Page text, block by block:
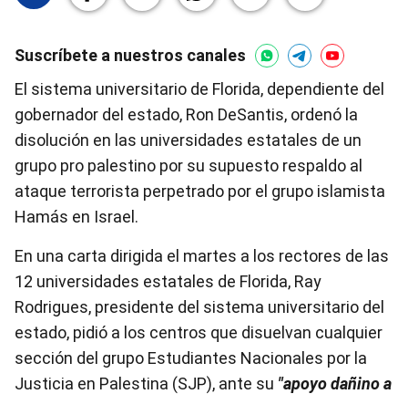
Suscríbete a nuestros canales
El sistema universitario de Florida, dependiente del
gobernador del estado, Ron DeSantis, ordenó la
disolución en las universidades estatales de un
grupo pro palestino por su supuesto respaldo al
ataque terrorista perpetrado por el grupo islamista
Hamás en Israel.
En una carta dirigida el martes a los rectores de las
12 universidades estatales de Florida, Ray
Rodrigues, presidente del sistema universitario del
estado, pidió a los centros que disuelvan cualquier
sección del grupo Estudiantes Nacionales por la
Justicia en Palestina (SJP), ante su "apoyo dañino a